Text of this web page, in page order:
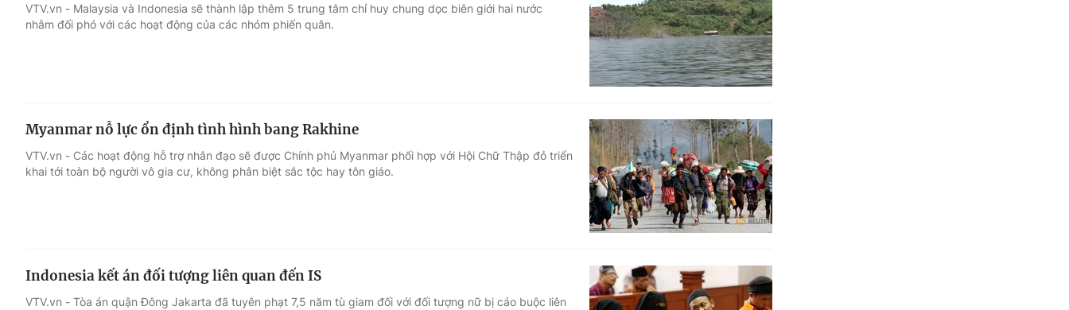
VTV.vn - Malaysia và Indonesia sẽ thành lập thêm 5 trung tâm chỉ huy chung dọc biên giới hai nước
nhằm đối phó với các hoạt động của các nhóm phiến quân.
Myanmar nỗ lực ổn định tình hình bang Rakhine
VTV.vn - Các hoạt động hỗ trợ nhân đạo sẽ được Chính phủ Myanmar phối hợp với Hội Chữ Thập đỏ triển
khai tới toàn bộ người vô gia cư, không phân biệt sắc tộc hay tôn giáo.
Indonesia kết án đối tượng liên quan đến IS
VTV.vn - Tòa án quận Đông Jakarta đã tuyên phạt 7,5 năm tù giam đối với đối tượng nữ bị cáo buộc liên